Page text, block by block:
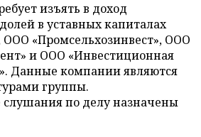
изъять в доход
в уставных капиталах
«Промсельхозинвест», ООО
и ООО «Инвестиционная
Данные компании являются
группы.
по делу назначены